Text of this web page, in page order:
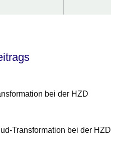
bei der HZD
Transformation bei der HZD